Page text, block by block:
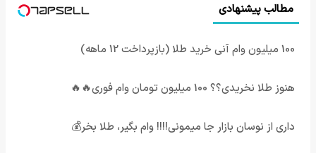
مطالب پیشنهادی
100 میلیون وام آنی خرید طلا (بازپرداخت 12 ماهه)
هنوز طلا نخریدی؟؟ 100 میلیون تومان وام فوری🔥🔥
داری از نوسان بازار جا میمونی!!!! وام بگیر، طلا بخر💰